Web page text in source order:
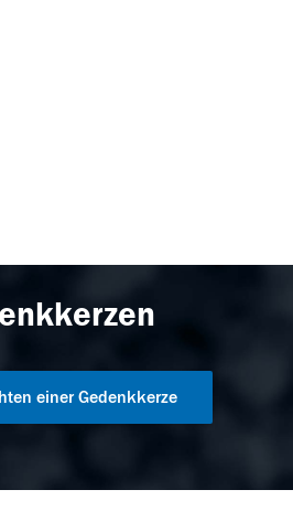
einer Gedenkkerze